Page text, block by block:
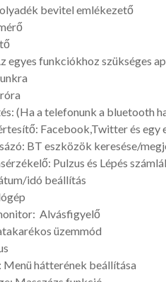
bevitel emlékezető
egyes funkciókhoz szükséges
(Ha a telefonunk a bluetooth
Facebook,Twitter és egy
BT eszközök keresése/
Pulzus és Lépés
idó beállítás
Alvásfigyelő
üzemmód
Menü hátterének beállítása